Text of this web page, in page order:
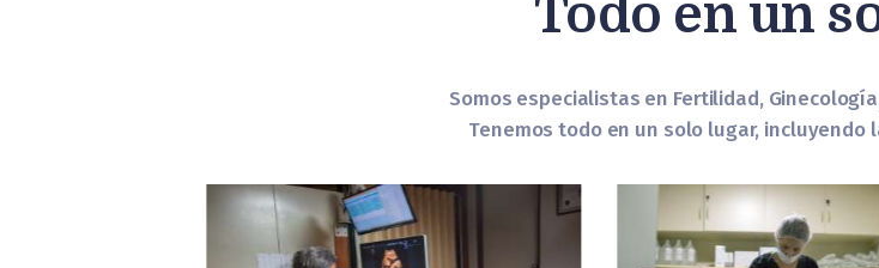
Todo en un
Somos especialistas en Fertilidad,
Tenemos todo en un solo lugar, incluyendo